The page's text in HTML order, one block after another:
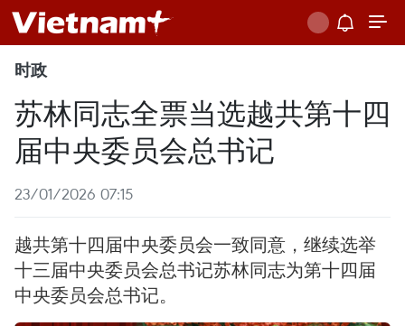
时政
苏林同志全票当选越共第十四
届中央委员会总书记
23/01/2026 07:15
越共第十四届中央委员会一致同意，继续选举
十三届中央委员会总书记苏林同志为第十四届
中央委员会总书记。